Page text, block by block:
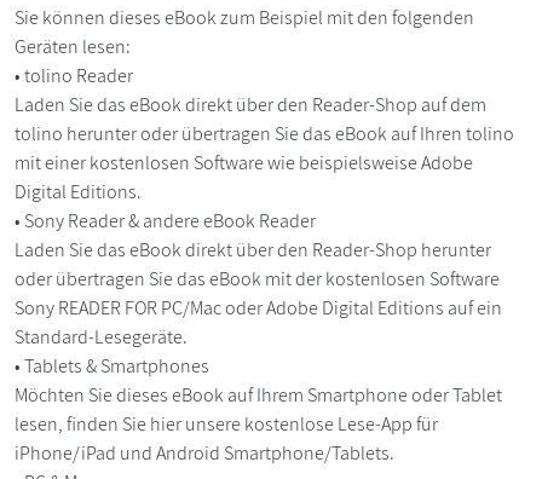
Sie können dieses eBook zum Beispiel mit den folgenden
Geräten lesen:
• tolino Reader
Laden Sie das eBook direkt über den Reader-Shop auf dem
tolino herunter oder übertragen Sie das eBook auf Ihren tolino
mit einer kostenlosen Software wie beispielsweise Adobe
Digital Editions.
• Sony Reader & andere eBook Reader
Laden Sie das eBook direkt über den Reader-Shop herunter
oder übertragen Sie das eBook mit der kostenlosen Software
Sony READER FOR PC/Mac oder Adobe Digital Editions auf ein
Standard-Lesegeräte.
• Tablets & Smartphones
Möchten Sie dieses eBook auf Ihrem Smartphone oder Tablet
lesen, finden Sie hier unsere kostenlose Lese-App für
iPhone/iPad und Android Smartphone/Tablets.